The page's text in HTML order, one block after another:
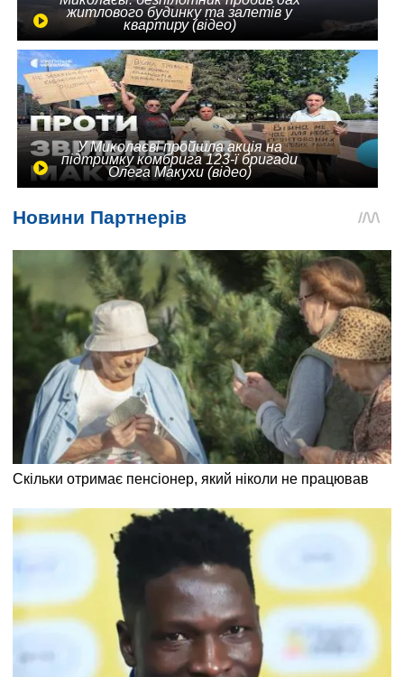
житлового будинку та залетів у
квартиру (відео)
У Миколаєві пройшла акція на
підтримку комбрига 123-ї бригади
Олега Макухи (відео)